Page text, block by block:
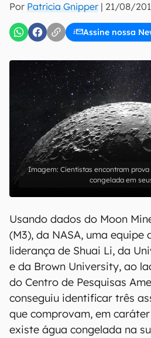
Por Patricia Gnipper | 21/08/
Assine nossa
inscreva-
Uso e Política de Privacidade
Cientistas encontram
congelada em
Usando dados do Moon
(M3), da NASA, uma equipe
liderança de Shuai Li, da
e da Brown University, ao
do Centro de Pesquisas
conseguiu identificar três
que comprovam, em
existe água congelada na